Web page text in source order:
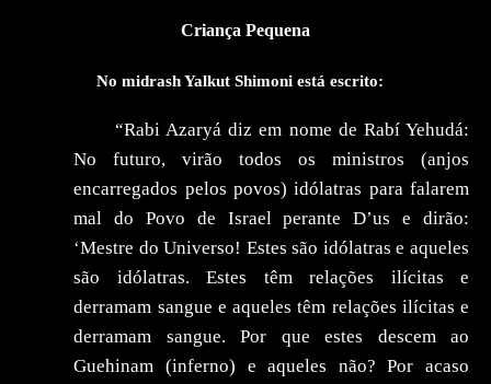
Criança Pequena
No midrash Yalkut Shimoni está escrito:
“Rabi Azaryá diz em nome de RabíYehudá:
No futuro, virão todos os ministros (anjos
encarregados pelos povos) idólatras para falarem
mal do Povo de Israel perante D’us e dirão:
‘Mestre do Universo! Estes são idólatras e aqueles
são idólatras. Estes têm relações ilícitas e
derramam sangue e aqueles têm relações ilícitas e
derramam sangue. Por que estes descem ao
Guehinam (inferno) eaqueles não? Por acaso